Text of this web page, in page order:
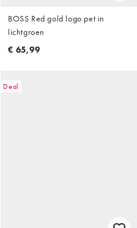
BOSS Red gold logo pet in
lichtgroen
€ 65,99
Deal